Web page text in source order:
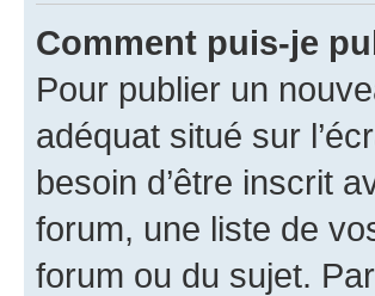
Comment puis-je
Pour publier un
adéquat situé sur
besoin d’être inscrit
forum, une liste de
forum ou du sujet.